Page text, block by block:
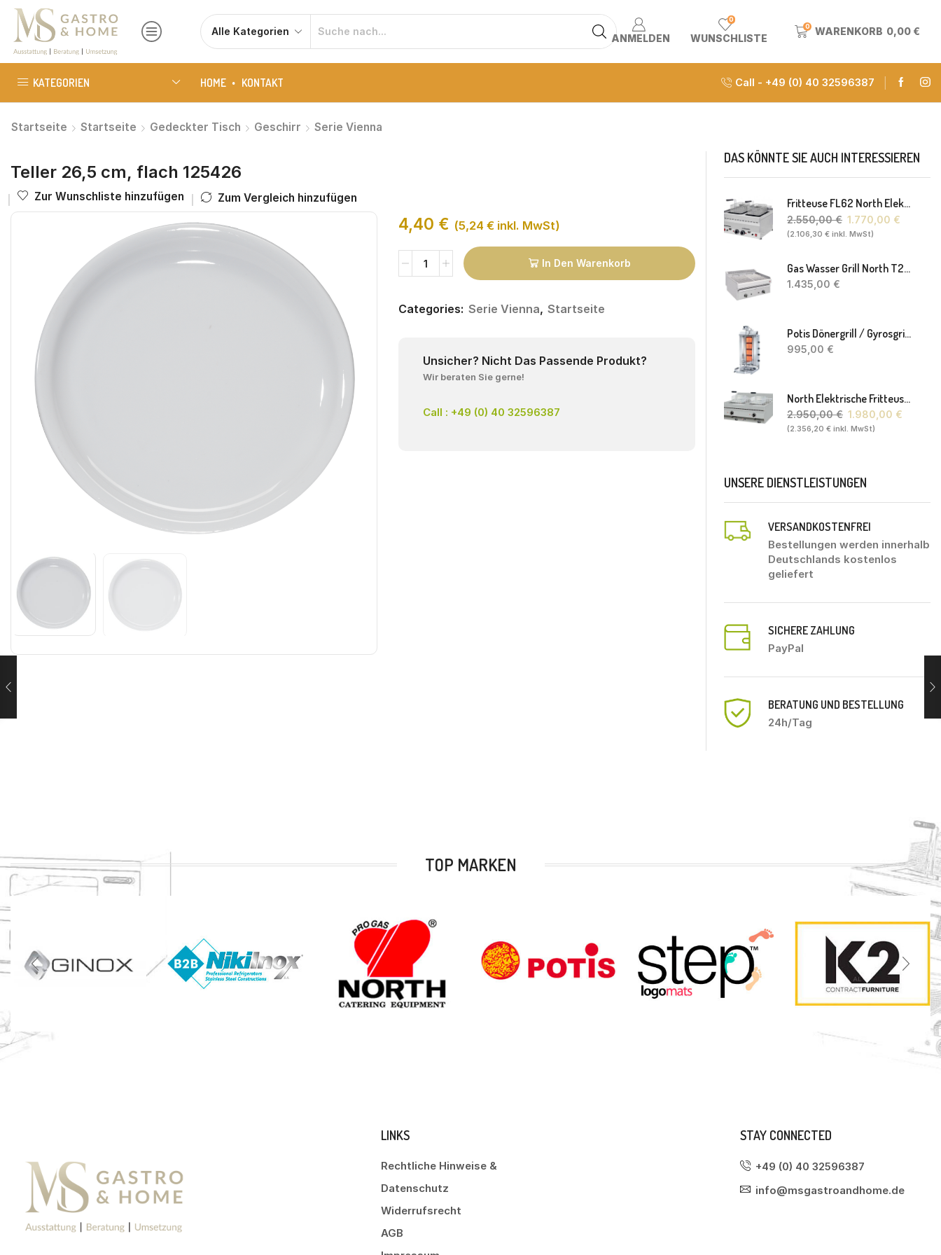
ANMELDEN
0
WUNSCHLISTE
0 WARENKORB 0,00 €
KATEGORIEN HOME KONTAKT Call - +49 (0) 40 32596387
Startseite Startseite Gedeckter Tisch Geschirr Serie Vienna
Teller 26,5 cm, flach 125426
Zur Wunschliste hinzufügen Zum Vergleich hinzufügen
4,40 € (5,24€ inkl. MwSt)
In Den Warenkorb
Categories: Serie Vienna, Startseite
Unsicher? Nicht Das Passende Produkt?
Wir beraten Sie gerne!
Call : +49 (0) 40 32596387
DAS KÖNNTE SIE AUCH INTERESSIEREN
Fritteuse FL62 North Elektro 2 X 8-10L 60 X 60 X 30(38) Cm
2.550,00€ 1.770,00 €
(2.106,30 € inkl. MwSt)
Gas Wasser Grill North T20 77 X 63 X 43 Cm
1.435,00 €
Potis Dönergrill / Gyrosgrill GD4 S - Achteckige Fettwanne-Ohne Schaufel
995,00 €
North Elektrische Fritteuse FL20. 80 X 70 X 30(46) Cm
2.950,00€ 1.980,00 €
(2.356,20 € inkl. MwSt)
UNSERE DIENSTLEISTUNGEN
VERSANDKOSTENFREI
Bestellungen werden innerhalb
Deutschlands kostenlos
geliefert
SICHERE ZAHLUNG
PayPal
BERATUNG UND BESTELLUNG
24h/Tag
TOP MARKEN
LINKS
Rechtliche Hinweise &
Datenschutz
Widerrufsrecht
AGB
STAY CONNECTED
+49 (0) 40 32596387
info@msgastroandhome.de